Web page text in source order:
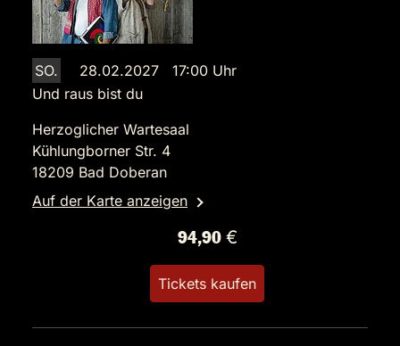
SO.
28.02.2027 17:00 Uhr
Und raus bist du
Herzoglicher Wartesaal
Kühlungborner Str. 4
18209 Bad Doberan
Auf der Karte anzeigen
94,90 €
Tickets kaufen